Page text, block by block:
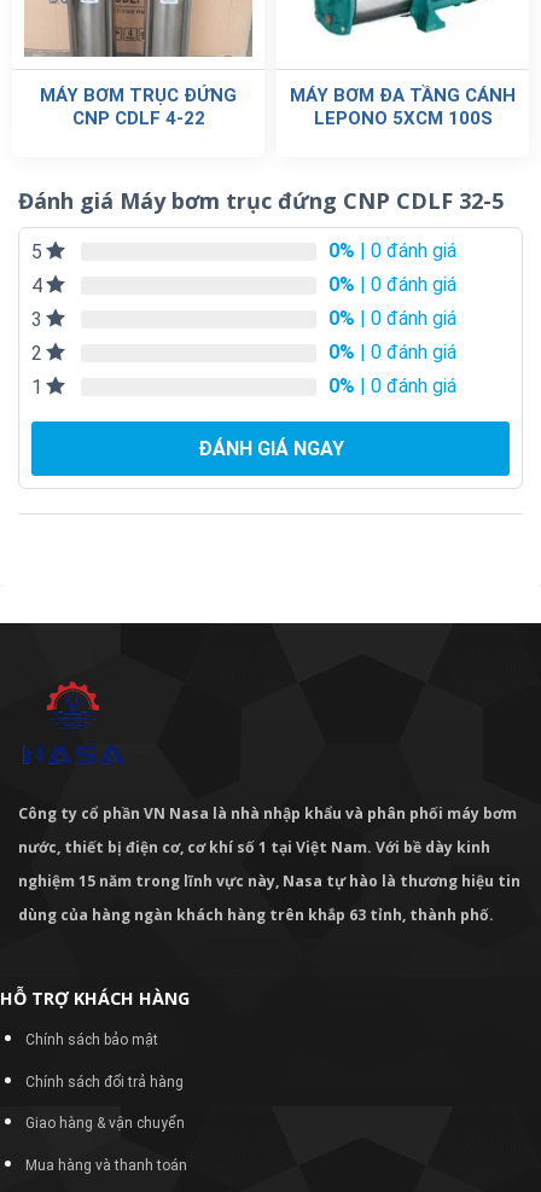
MÁY BƠM TRỤC ĐỨNG
CNP CDLF 4-22
MÁY BƠM ĐA TẦNG CÁNH
LEPONO 5XCM 100S
Đánh giá Máy bơm trục đứng CNP CDLF 32-5
5 0% | 0 đánh giá
4
0% | 0 đánh giá
3
0% | 0 đánh giá
2
0% | 0 đánh giá
1
0% | 0 đánh giá
ĐÁNH GIÁ NGAY
Công ty cổ phần VN Nasa là nhà nhập khẩu và phân phối máy bơm
nước, thiết bị điện cơ, cơ khí số 1 tại Việt Nam. Với bề dày kinh
nghiệm 15 năm trong lĩnh vực này, Nasa tự hào là thương hiệu tin
dùng của hàng ngàn khách hàng trên khắp 63 tỉnh, thành phố.
HỖ TRỢ KHÁCH HÀNG
Chính sách bảo mật
Chính sách đổi trả hàng
Giao hàng & vận chuyển
Mua hàng và thanh toán